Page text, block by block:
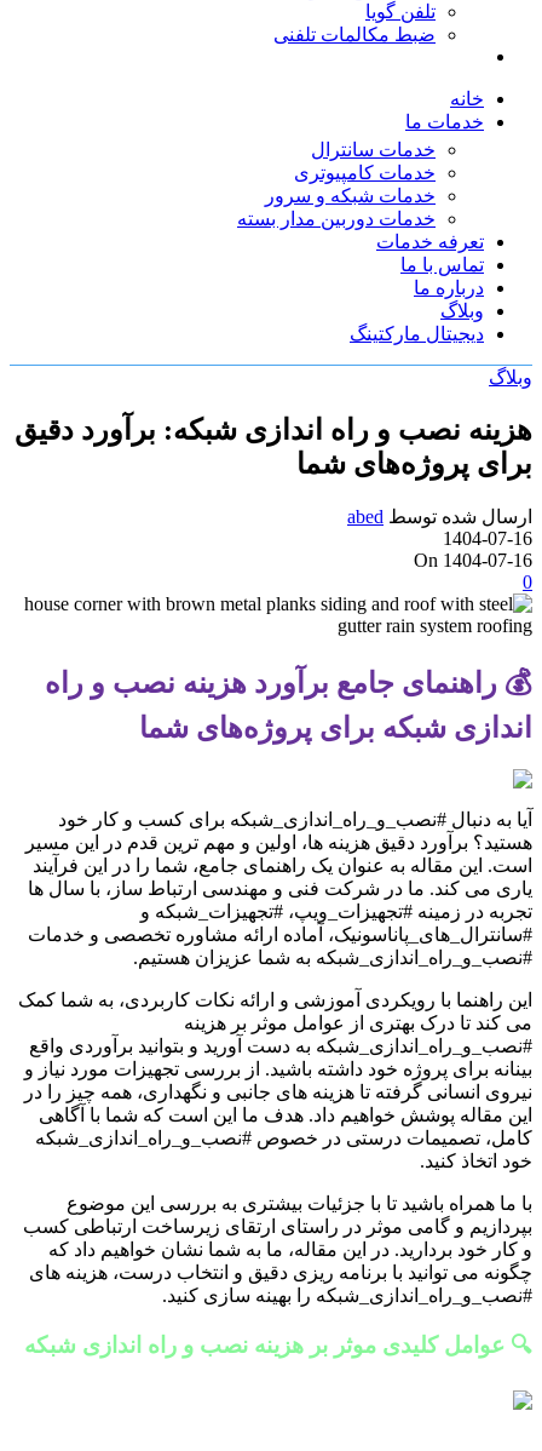
تلفن گویا
ضبط مکالمات تلفنی
خانه
خدمات ما
خدمات سانترال
خدمات کامپیوتری
خدمات شبکه و سرور
خدمات دوربین مدار بسته
تعرفه خدمات
تماس با ما
درباره ما
وبلاگ
دیجیتال مارکتینگ
وبلاگ
هزینه نصب و راه اندازی شبکه: برآورد دقیق
برای پروژه‌های شما
ارسال شده توسط abed
1404-07-16
On 1404-07-16
0
💰 راهنمای جامع برآورد هزینه نصب و راه
اندازی شبکه برای پروژه‌های شما
آیا به دنبال #نصب_و_راه_اندازی_شبکه برای کسب و کار خود
هستید؟ برآورد دقیق هزینه ها، اولین و مهم ترین قدم در این مسیر
است. این مقاله به عنوان یک راهنمای جامع، شما را در این فرآیند
یاری می کند. ما در شرکت فنی و مهندسی ارتباط ساز، با سال ها
تجربه در زمینه #تجهیزات_ویپ، #تجهیزات_شبکه و
#سانترال_های_پاناسونیک، آماده ارائه مشاوره تخصصی و خدمات
#نصب_و_راه_اندازی_شبکه به شما عزیزان هستیم.
این راهنما با رویکردی آموزشی و ارائه نکات کاربردی، به شما کمک
می کند تا درک بهتری از عوامل موثر بر هزینه
#نصب_و_راه_اندازی_شبکه به دست آورید و بتوانید برآوردی واقع
بینانه برای پروژه خود داشته باشید. از بررسی تجهیزات مورد نیاز و
نیروی انسانی گرفته تا هزینه های جانبی و نگهداری، همه چیز را در
این مقاله پوشش خواهیم داد. هدف ما این است که شما با آگاهی
کامل، تصمیمات درستی در خصوص #نصب_و_راه_اندازی_شبکه
خود اتخاذ کنید.
با ما همراه باشید تا با جزئیات بیشتری به بررسی این موضوع
بپردازیم و گامی موثر در راستای ارتقای زیرساخت ارتباطی کسب
و کار خود بردارید. در این مقاله، ما به شما نشان خواهیم داد که
چگونه می توانید با برنامه ریزی دقیق و انتخاب درست، هزینه های
#نصب_و_راه_اندازی_شبکه را بهینه سازی کنید.
🔍 عوامل کلیدی موثر بر هزینه نصب و راه اندازی شبکه